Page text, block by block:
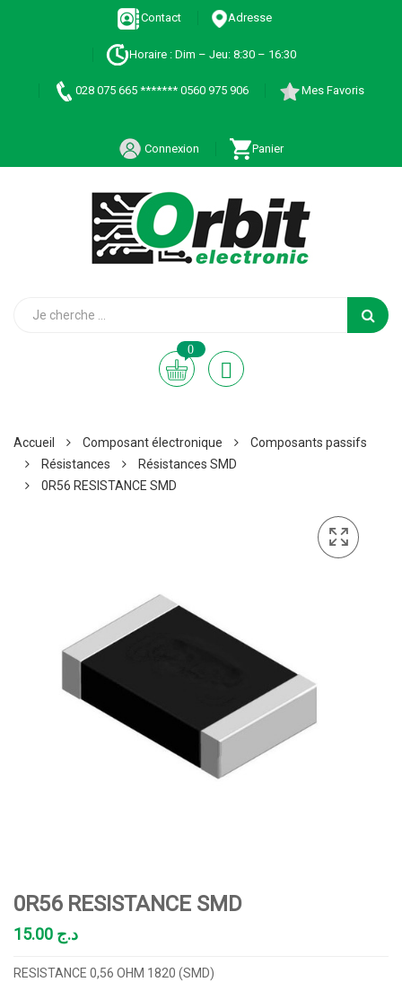
Contact Adresse
Horaire : Dim – Jeu: 8:30 – 16:30
028 075 665 ******* 0560 975 906 Mes Favoris
Connexion Panier
0
Accueil Composant électronique
Composants passifs
Résistances
Résistances SMD
0R56 RESISTANCE SMD
0R56 RESISTANCE SMD
د.ج
RESISTANCE 0,56 OHM 1820 (SMD)